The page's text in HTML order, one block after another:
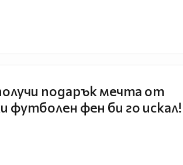
подарък мечта от
футболен фен би го искал!